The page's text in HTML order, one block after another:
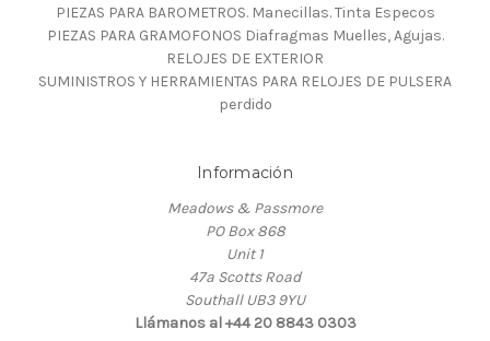
PIEZAS PARA BAROMETROS. Manecillas. Tinta Especos
PIEZAS PARA GRAMOFONOS Diafragmas Muelles, Agujas.
RELOJES DE EXTERIOR
SUMINISTROS Y HERRAMIENTAS PARA RELOJES DE PULSERA
perdido
Información
Meadows & Passmore
PO Box 868
Unit 1
47a Scotts Road
Southall UB3 9YU
Llámanos al +44 20 8843 0303